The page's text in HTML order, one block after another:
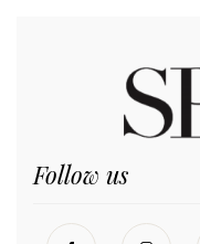
Follow us